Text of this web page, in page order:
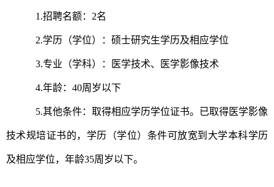
1.招聘名额：2名
2.学历（学位）：硕士研究生学历及相应学位
3.专业（学科）：医学技术、医学影像技术
4.年龄：40周岁以下
5.其他条件：取得相应学历学位证书。已取得医学影像
技术规培证书的，学历（学位）条件可放宽到大学本科学历
及相应学位，年龄35周岁以下。